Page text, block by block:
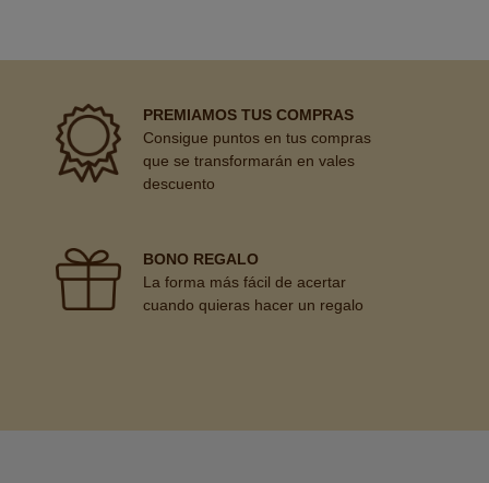
PREMIAMOS TUS COMPRAS
Consigue puntos en tus compras
que se transformarán en vales
descuento
BONO REGALO
La forma más fácil de acertar
cuando quieras hacer un regalo